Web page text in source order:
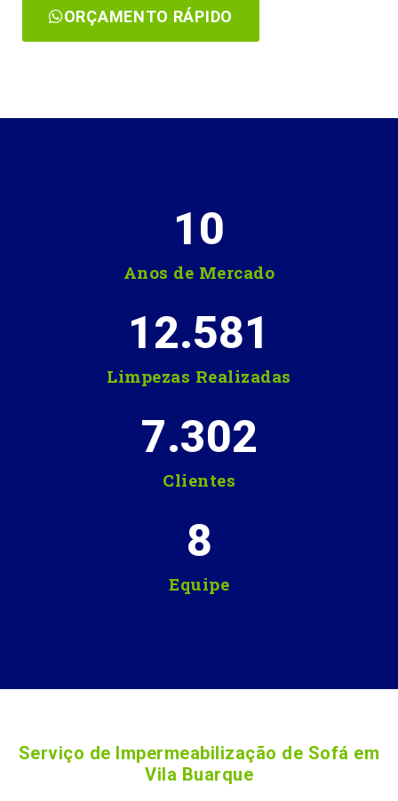
ORÇAMENTO RÁPIDO
Anos de Mercado
10
Limpezas Realizadas
12.581
Clientes
7.302
Equipe
8
Serviço de Impermeabilização de Sofá em
Vila Buarque